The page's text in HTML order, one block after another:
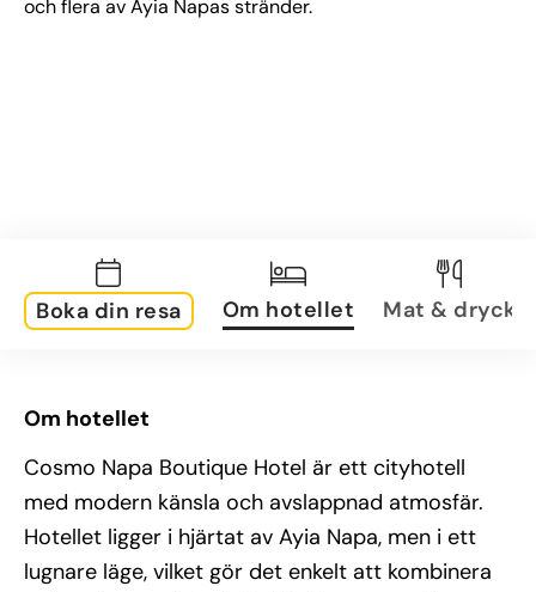
och flera av Ayia Napas stränder.
Boka din resa Om hotellet Mat & dryck
Om hotellet
Cosmo Napa Boutique Hotel är ett cityhotell
med modern känsla och avslappnad atmosfär.
Hotellet ligger i hjärtat av Ayia Napa, men i ett
lugnare läge, vilket gör det enkelt att kombinera